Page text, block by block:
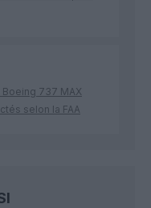
737 MAX
selon la FAA